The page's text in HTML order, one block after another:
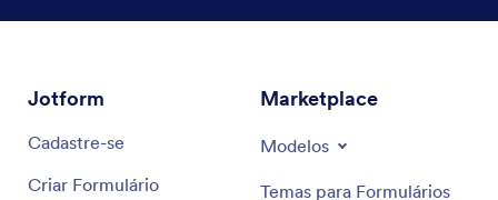
Jotform
Cadastre-se
Criar Formulário
Marketplace
Modelos
Temas para Formulários